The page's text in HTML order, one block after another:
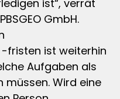
ist“, verrät
GmbH.
fristen ist weiterhin
Aufgaben als
müssen. Wird eine